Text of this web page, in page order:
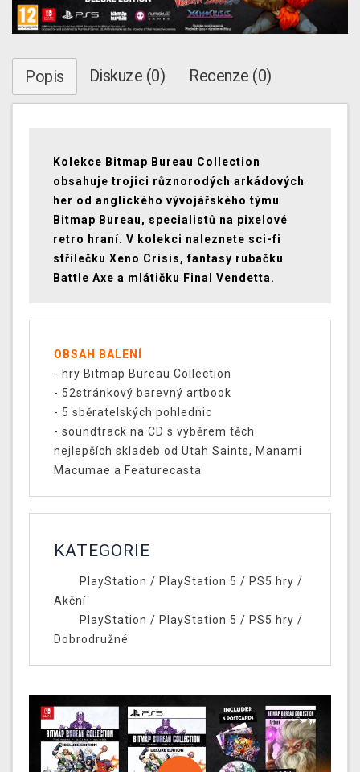
Popis Diskuze (0) Recenze (0)
Kolekce Bitmap Bureau Collection
obsahuje trojici různorodých arkádových
her od anglického vývojářského týmu
Bitmap Bureau, specialistů na pixelové
retro hraní. V kolekci naleznete sci-fi
střílečku Xeno Crisis, fantasy rubačku
Battle Axe a mlátičku Final Vendetta.
OBSAH BALENÍ
- hry Bitmap Bureau Collection
- 52stránkový barevný artbook
- 5 sběratelských pohlednic
- soundtrack na CD s výběrem těch
nejlepších skladeb od Utah Saints, Manami
Macumae a Featurecasta
KATEGORIE
PlayStation / PlayStation 5 / PS5 hry /
Akční
PlayStation / PlayStation 5 / PS5 hry /
Dobrodružné